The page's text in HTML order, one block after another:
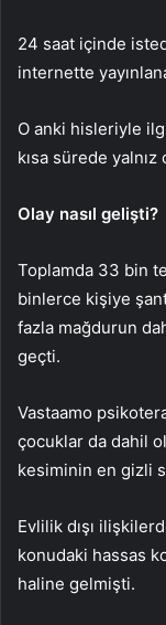
24 saat içinde
internette
O anki hisleriyle
kısa sürede yalnız
Olay nasıl gelişti?
Toplamda 33 bin
binlerce kişiye
fazla mağdurun
geçti.
Vastaamo
çocuklar da dahil
kesiminin en gizli
Evlilik dışı
konudaki hassas
haline gelmişti.